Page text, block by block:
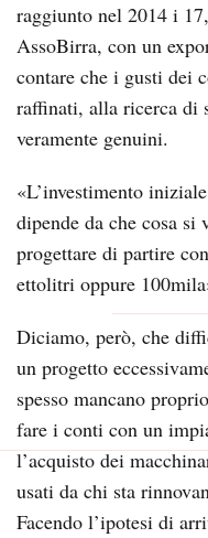
raggiunto nel 2014 i
AssoBirra, con un
contare che i gusti dei
raffinati, alla ricerca di
veramente genuini.
«L’investimento
dipende da che cosa
progettare di partire
ettolitri oppure
Diciamo, però, che
un progetto
spesso mancano
fare i conti con un
l’acquisto dei
usati da chi sta
Facendo l’ipotesi di